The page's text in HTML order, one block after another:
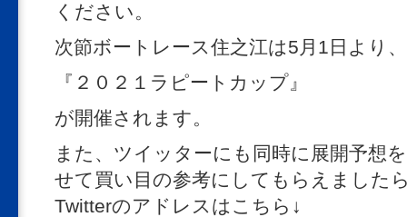
ください。
次節ボートレース住之江は5月1日より、
『２０２１ラピートカップ』
が開催されます。
また、ツイッターにも同時に展開予想
せて買い目の参考にしてもらえました
Twitterのアドレスはこちら↓